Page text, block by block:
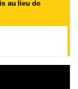
au lieu de